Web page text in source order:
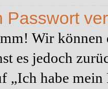
Passwort
Wir
es jedoch
„Ich habe